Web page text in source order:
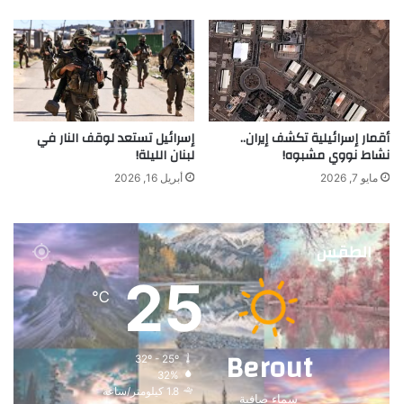
أقمار إسرائيلية تكشف إيران..
نشاط نووي مشبوه!
مايو 7, 2026
إسرائيل تستعد لوقف النار في
لبنان الليلة!
أبريل 16, 2026
الطقس
Berout
سماء صافية
25
℃
32º - 25º
32%
1.8 كيلومتر/ساعة